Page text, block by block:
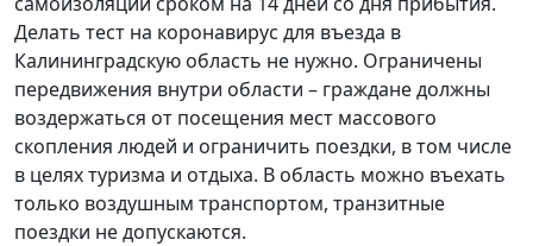
Делать тест на коронавирус для въезда в
Калининградскую область не нужно. Ограничены
передвижения внутри области – граждане должны
воздержаться от посещения мест массового
скопления людей и ограничить поездки, в том числе
в целях туризма и отдыха. В область можно въехать
только воздушным транспортом, транзитные
поездки не допускаются.